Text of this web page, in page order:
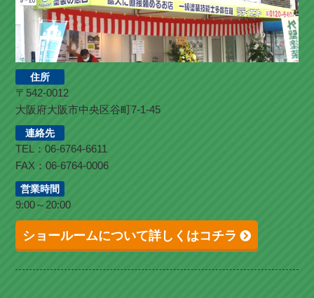
住所
〒542-0012
大阪府大阪市中央区谷町7-1-45
連絡先
TEL：06-6764-6611
FAX：06-6764-0006
営業時間
9:00～20:00
ショールームについて詳しくはコチラ